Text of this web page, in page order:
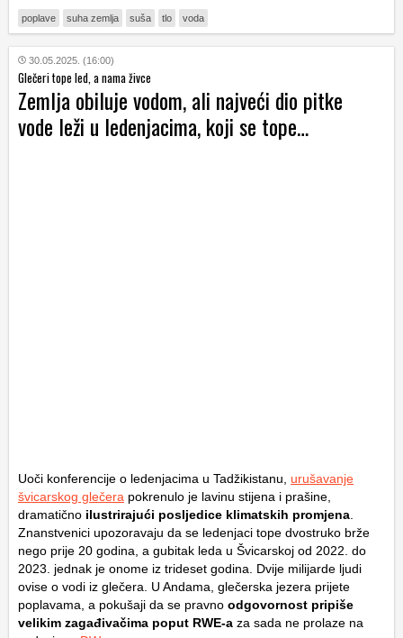
poplave suha zemlja suša tlo voda
30.05.2025. (16:00)
Glečeri tope led, a nama živce
Zemlja obiluje vodom, ali najveći dio pitke
vode leži u ledenjacima, koji se tope…
Uoči konferencije o ledenjacima u Tadžikistanu, urušavanje
švicarskog glečera pokrenulo je lavinu stijena i prašine,
dramatično ilustrirajući posljedice klimatskih promjena.
Znanstvenici upozoravaju da se ledenjaci tope dvostruko brže
nego prije 20 godina, a gubitak leda u Švicarskoj od 2022. do
2023. jednak je onome iz trideset godina. Dvije milijarde ljudi
ovise o vodi iz glečera. U Andama, glečerska jezera prijete
poplavama, a pokušaji da se pravno odgovornost pripiše
velikim zagađivačima poput RWE-a za sada ne prolaze na